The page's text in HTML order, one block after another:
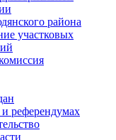
района
участковых
и референдумах